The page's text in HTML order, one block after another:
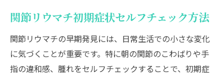
関節リウマチ初期症状セルフチェック方法
関節リウマチの早期発見には、日常生活での小さな変化
に気づくことが重要です。特に朝の関節のこわばりや手
指の違和感、腫れをセルフチェックすることで、初期症